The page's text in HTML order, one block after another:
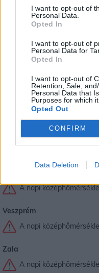
I want to opt-out of
Personal Data.
Opted In
I want to opt-out of
Personal Data for
Opted In
I want to opt-out of
Retention, Sale,
Personal Data that
Purposes for which
Opted Out
CONFIRM
Data Deletion
villámlás jelent,
előfordulhat!
Szabolcs-Szatmár-Bereg
A napi
A napi
Veszprém
A napi
Zala
A napi